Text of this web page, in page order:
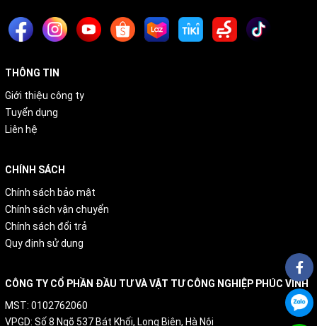
THÔNG TIN
Giới thiệu công ty
Tuyển dụng
Liên hệ
CHÍNH SÁCH
Chính sách bảo mật
Chính sách vận chuyển
Chính sách đổi trả
Quy định sử dụng
CÔNG TY CỔ PHẦN ĐẦU TƯ VÀ VẬT TƯ CÔNG NGHIỆP PHÚC VINH
MST: 0102762060
VPGD: Số 8 Ngõ 537 Bát Khối, Long Biên, Hà Nội